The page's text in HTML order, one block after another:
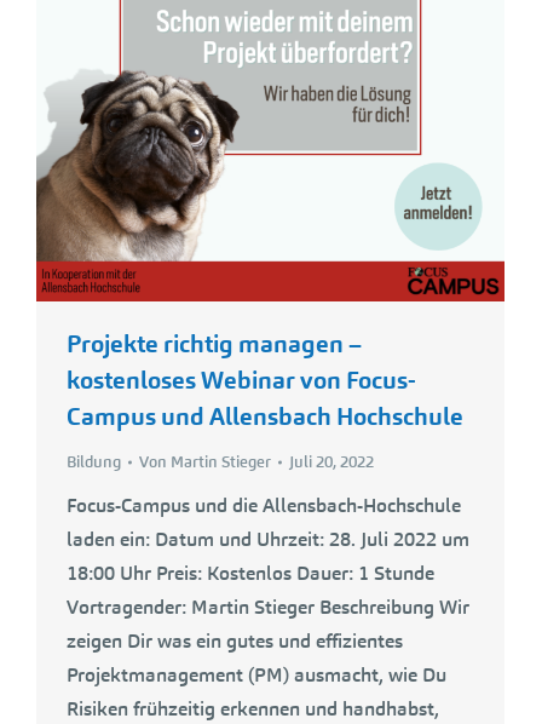
Projekte richtig managen –
kostenloses Webinar von Focus-
Campus und Allensbach Hochschule
Bildung Von Martin Stieger Juli 20, 2022
Focus-Campus und die Allensbach-Hochschule
laden ein: Datum und Uhrzeit: 28. Juli 2022 um
18:00 Uhr Preis: Kostenlos Dauer: 1 Stunde
Vortragender: Martin Stieger Beschreibung Wir
zeigen Dir was ein gutes und effizientes
Projektmanagement (PM) ausmacht, wie Du
Risiken frühzeitig erkennen und handhabst,